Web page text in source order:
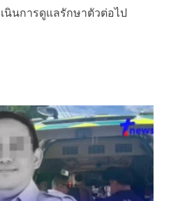
นินการดูแลรักษาตัวต่อไป